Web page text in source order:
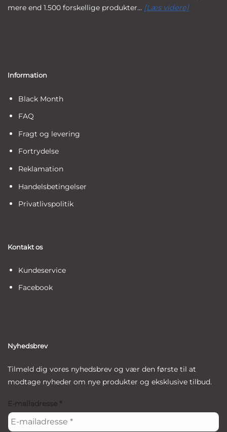
mere end 1.500 forskellige produkter... [Læs videre]
Information
Black Month
FAQ
Fragt og levering
Fortrydelse
Reklamation
Handelsbetingelser
Privatlivspolitik
Kontakt os
Kundeservice
Facebook
Nyhedsbrev
Tilmeld dig vores nyhedsbrev og vær den første til at
modtage nyheder om nye produkter og eksklusive tilbud.
E-mailadresse *